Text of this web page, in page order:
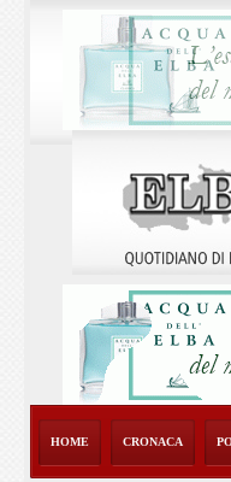
HOME CRONACA